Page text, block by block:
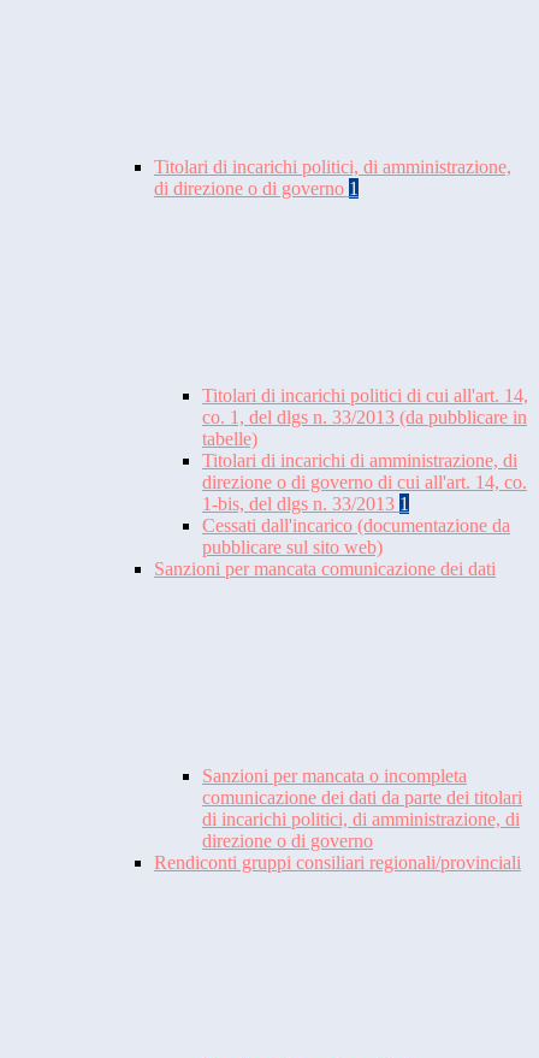
Titolari di incarichi politici, di amministrazione,
di direzione o di governo 1
Titolari di incarichi politici di cui all'art. 14,
co. 1, del dlgs n. 33/2013 (da pubblicare in
tabelle)
Titolari di incarichi di amministrazione, di
direzione o di governo di cui all'art. 14, co.
1-bis, del dlgs n. 33/2013 1
Cessati dall'incarico (documentazione da
pubblicare sul sito web)
Sanzioni per mancata comunicazione dei dati
Sanzioni per mancata o incompleta
comunicazione dei dati da parte dei titolari
di incarichi politici, di amministrazione, di
direzione o di governo
Rendiconti gruppi consiliari regionali/provinciali